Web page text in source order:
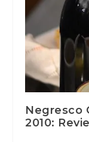
Negresco
2010: